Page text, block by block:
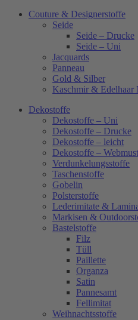
Couture & Designerstoffe
Seide
Seide – Drucke
Seide – Uni
Jacquards
Panneau
Gold & Silber
Kaschmir & Edelhaar
Dekostoffe
Dekostoffe – Uni
Dekostoffe – Drucke
Dekostoffe – leicht
Dekostoffe –
Verdunkelungsstoffe
Taschenstoffe
Gobelin
Polsterstoffe
Lederimitate &
Markisen &
Bastelstoffe
Filz
Tüll
Paillette
Organza
Satin
Pannesamt
Fellimitat
Weihnachtsstoffe